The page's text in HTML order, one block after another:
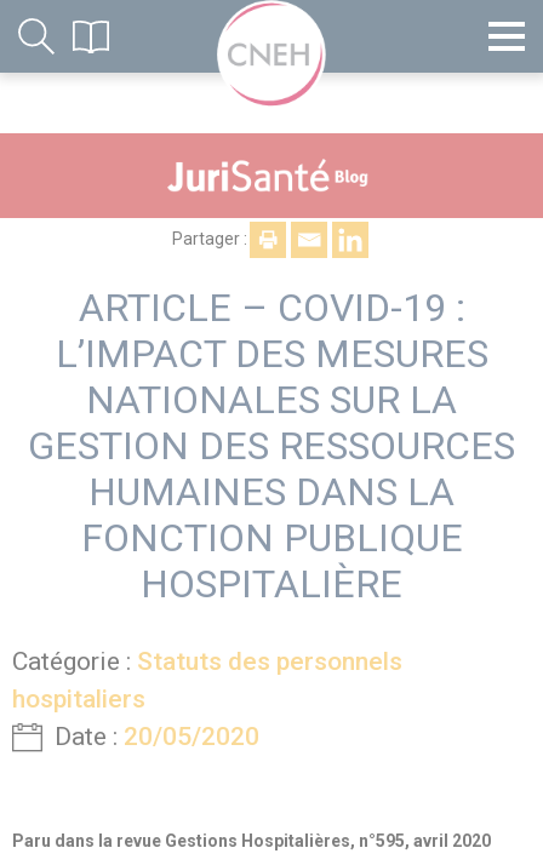
Partager :
ARTICLE – COVID-19 :
L’IMPACT DES MESURES
NATIONALES SUR LA
GESTION DES RESSOURCES
HUMAINES DANS LA
FONCTION PUBLIQUE
HOSPITALIÈRE
Catégorie : Statuts des personnels
hospitaliers
Date : 20/05/2020
Paru dans la revue Gestions Hospitalières, n°595, avril 2020